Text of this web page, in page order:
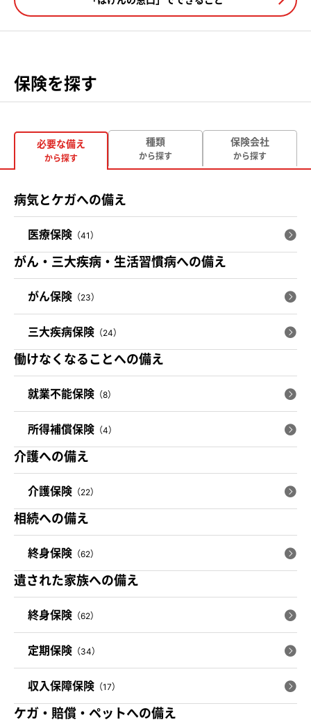
保険を探す
必要な備え
から探す
種類
から探す
保険会社
から探す
病気とケガへの備え
医療保険 （41）
がん・三大疾病・生活習慣病への備え
がん保険 （23）
三大疾病保険 （24）
働けなくなることへの備え
就業不能保険 （8）
所得補償保険 （4）
介護への備え
介護保険 （22）
相続への備え
終身保険 （62）
遺された家族への備え
終身保険 （62）
定期保険 （34）
収入保障保険 （17）
ケガ・賠償・ペットへの備え